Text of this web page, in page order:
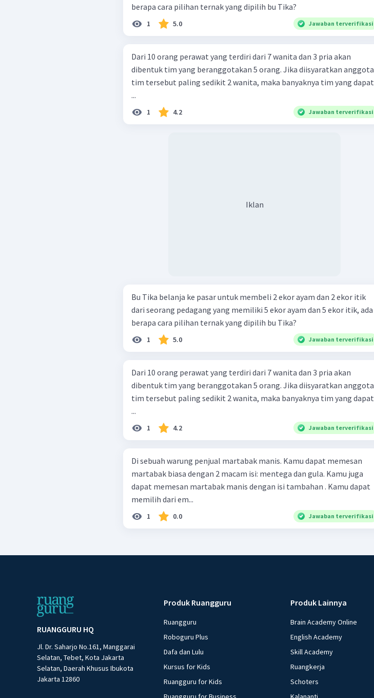
berapa cara pilihan ternak yang dipilih bu Tika?
1 5.0 Jawaban terverifikasi
Dari 10 orang perawat yang terdiri dari 7 wanita dan 3 pria akan
dibentuk tim yang beranggotakan 5 orang. Jika diisyaratkan anggota
tim tersebut paling sedikit 2 wanita, maka banyaknya tim yang dapat
...
1 4.2 Jawaban terverifikasi
Iklan
Bu Tika belanja ke pasar untuk membeli 2 ekor ayam dan 2 ekor itik
dari seorang pedagang yang memiliki 5 ekor ayam dan 5 ekor itik, ada
berapa cara pilihan ternak yang dipilih bu Tika?
1 5.0 Jawaban terverifikasi
Dari 10 orang perawat yang terdiri dari 7 wanita dan 3 pria akan
dibentuk tim yang beranggotakan 5 orang. Jika diisyaratkan anggota
tim tersebut paling sedikit 2 wanita, maka banyaknya tim yang dapat
...
1 4.2 Jawaban terverifikasi
Di sebuah warung penjual martabak manis. Kamu dapat memesan
martabak biasa dengan 2 macam isi: mentega dan gula. Kamu juga
dapat memesan martabak manis dengan isi tambahan . Kamu dapat
memilih dari em...
1 0.0 Jawaban terverifikasi
RUANGGURU HQ
Jl. Dr. Saharjo No.161, Manggarai
Selatan, Tebet, Kota Jakarta
Selatan, Daerah Khusus Ibukota
Jakarta 12860
Produk Ruangguru
Ruangguru
Roboguru Plus
Dafa dan Lulu
Kursus for Kids
Ruangguru for Kids
Produk Lainnya
Brain Academy Online
English Academy
Skill Academy
Ruangkerja
Schoters